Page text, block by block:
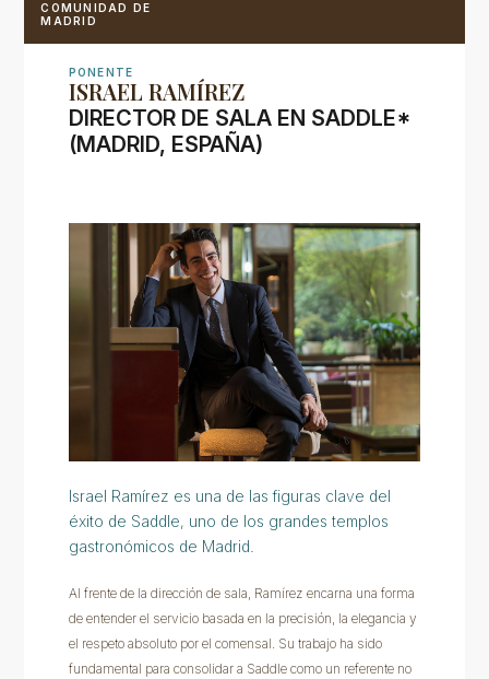
COMUNIDAD DE
MADRID
PONENTE
ISRAEL RAMÍREZ
DIRECTOR DE SALA EN SADDLE*
(MADRID, ESPAÑA)
Israel Ramírez es una de las figuras clave del
éxito de Saddle, uno de los grandes templos
gastronómicos de Madrid.
Al frente de la dirección de sala, Ramírez encarna una forma
de entender el servicio basada en la precisión, la elegancia y
el respeto absoluto por el comensal. Su trabajo ha sido
fundamental para consolidar a Saddle como un referente no